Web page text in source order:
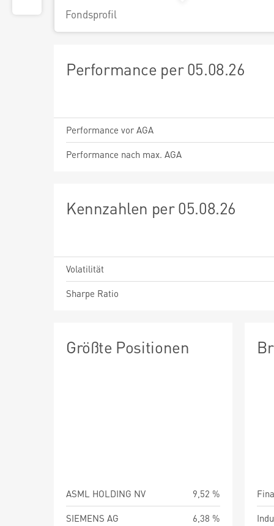
Fondsprofil
Performance per 05.08.26
Performance vor AGA
Performance nach max. AGA
Kennzahlen per 05.08.26
Volatilität
Sharpe Ratio
Größte Positionen
ASML HOLDING NV
9,52 %
SIEMENS AG
6,38 %